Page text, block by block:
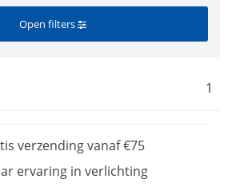
Open filters
1
verzending vanaf €75
ervaring in verlichting